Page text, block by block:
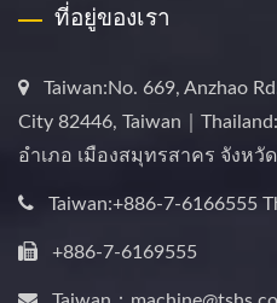
ที่อยู่ของเรา
Taiwan:No. 669, Anzhao
City 82446, Taiwan｜
อำเภอ เมืองสมุทรสาคร จังหวั
Taiwan:+886-7-6166555
+886-7-6169555